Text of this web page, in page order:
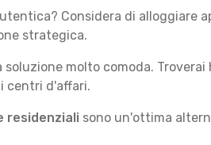
Considera di alloggiare
strategica.
soluzione molto comoda.
centri d'affari.
residenziali sono un'ottima